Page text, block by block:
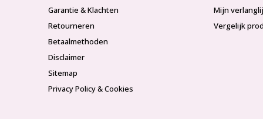
Garantie & Klachten
Retourneren
Betaalmethoden
Disclaimer
Sitemap
Privacy Policy & Cookies
Mijn
Vergelijk